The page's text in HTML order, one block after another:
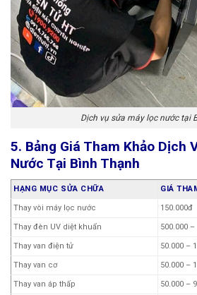
Dịch vụ sửa máy lọc nước tại
5. Bảng Giá Tham Khảo Dịch
Nước Tại Bình Thạnh
HẠNG MỤC SỬA CHỮA GIÁ
Thay vòi máy lọc nước 150.000đ
Thay đèn UV diệt khuẩn 500.000
Thay van điện tử 50.000 –
Thay van cơ 50.000 –
Thay van áp thấp 50.000 –